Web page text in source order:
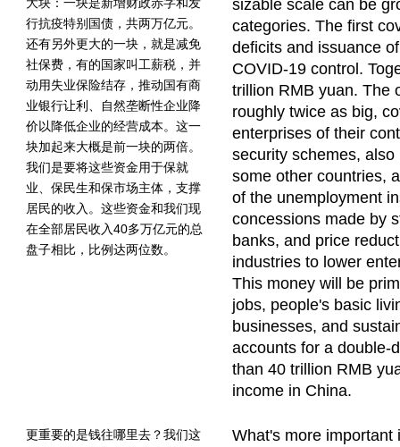
行抗疫特别国债，共两万亿元。
还有另外更大的一块，就是减免
社保费，有的国家叫工薪税，并
动用失业保险结存，推动国有商
业银行让利、自然垄断性企业降
价以降低企业的经营成本。这一
块加起来大概是前一块的两倍。
我们是要将这些资金用于保就
业、保民生和保市场主体，支撑
居民的收入。这些资金和我们现
在全部居民收入40多万亿元的总
盘子相比，比例达两位数。
sizable scale can be
categories. The first
deficits and issuance
COVID-19 control.
trillion RMB yuan. The
roughly twice as big,
enterprises of their
security schemes,
some other countries,
of the unemployment
concessions made by
banks, and price
industries to lower
This money will be
jobs, people's basic
businesses, and
accounts for a double-
than 40 trillion RMB
income in China.
更重要的是钱往哪里去？我们这
What's more important